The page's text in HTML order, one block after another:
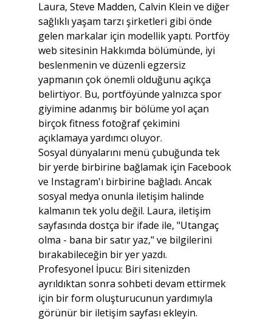
Laura, Steve Madden, Calvin Klein ve diğer
sağlıklı yaşam tarzı şirketleri gibi önde
gelen markalar için modellik yaptı. Portföy
web sitesinin Hakkımda bölümünde, iyi
beslenmenin ve düzenli egzersiz
yapmanın çok önemli olduğunu açıkça
belirtiyor. Bu, portföyünde yalnızca spor
giyimine adanmış bir bölüme yol açan
birçok fitness fotoğraf çekimini
açıklamaya yardımcı oluyor.
Sosyal dünyalarını menü çubuğunda tek
bir yerde birbirine bağlamak için Facebook
ve Instagram'ı birbirine bağladı. Ancak
sosyal medya onunla iletişim halinde
kalmanın tek yolu değil. Laura, iletişim
sayfasında dostça bir ifade ile, "Utangaç
olma - bana bir satır yaz," ve bilgilerini
bırakabileceğin bir yer yazdı.
Profesyonel İpucu: Biri sitenizden
ayrıldıktan sonra sohbeti devam ettirmek
için bir form oluşturucunun yardımıyla
görünür bir iletişim sayfası ekleyin.